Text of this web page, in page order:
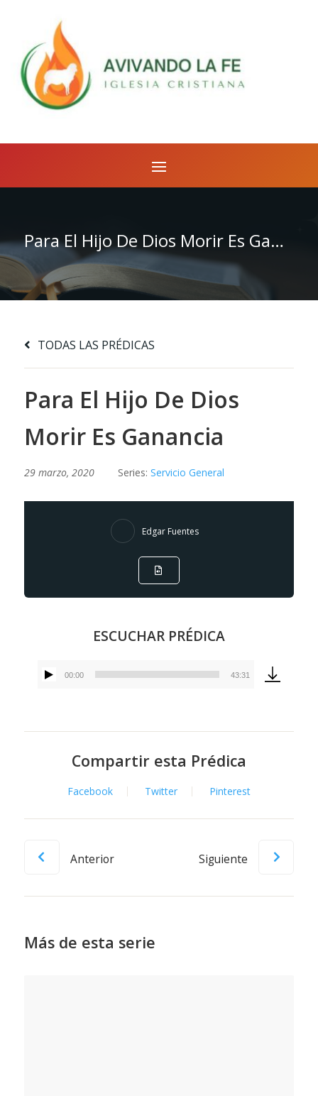
Para El Hijo De Dios Morir Es Ganancia
TODAS LAS PRÉDICAS
Para El Hijo De Dios
Morir Es Ganancia
29 marzo, 2020 Series: Servicio General
Edgar Fuentes
ESCUCHAR PRÉDICA
Reproductor
00:00 43:31
Compartir esta Prédica
Facebook Twitter Pinterest
Anterior Siguiente
Más de esta serie